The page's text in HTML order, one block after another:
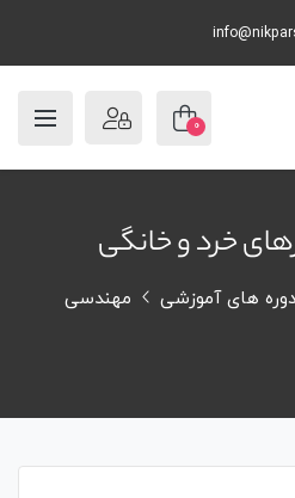
0
خرد و خانگی
دوره های آموزشی
مهندسی